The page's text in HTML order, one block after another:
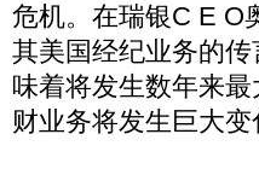
危机。在瑞银C E O
其美国经纪业务的
味着将发生数年来
财业务将发生巨大变